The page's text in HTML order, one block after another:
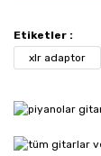
Etiketler :
xlr adaptor